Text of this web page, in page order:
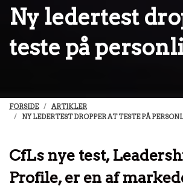
Ny ledertest
teste på
FORSIDE
ARTIKLER
NY LEDERTEST DROPPER AT TESTE PÅ
CfLs nye test,
Profile, er en af